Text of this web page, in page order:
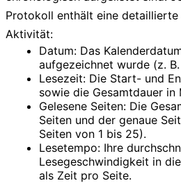
Protokoll enthält eine detaillierte
Aktivität:
Datum: Das
aufgezeichnet wurde (z.
Lesezeit: Die Start- und
sowie die Gesamtdauer in
Gelesene Seiten: Die
Seiten und der genaue
Seiten von 1 bis 25).
Lesetempo: Ihre
Lesegeschwindigkeit in
als Zeit pro Seite.